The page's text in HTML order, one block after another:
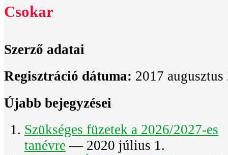
Csokar
Szerző adatai
Regisztráció dátuma: 2017 augusztus
Újabb bejegyzései
Szükséges füzetek a 2026/2027-es
tanévre — 2020 július 1.